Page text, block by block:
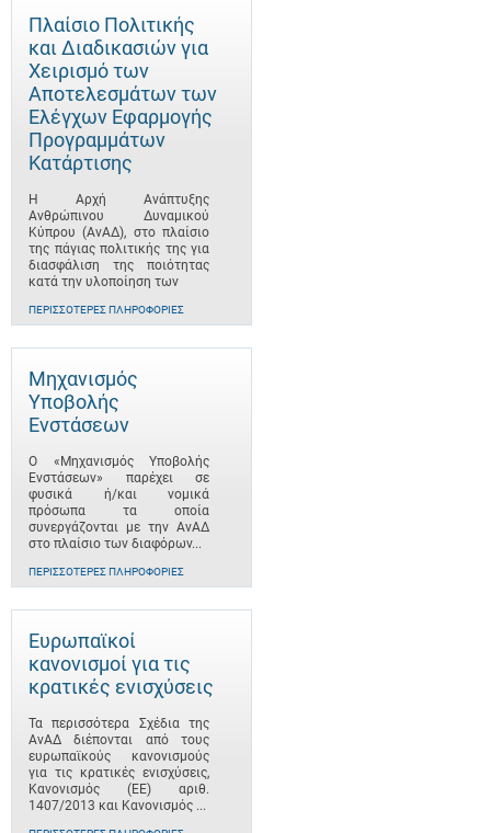
Πλαίσιο Πολιτικής
και Διαδικασιών για
Χειρισμό των
Αποτελεσμάτων των
Ελέγχων Εφαρμογής
Προγραμμάτων
Κατάρτισης
Η Αρχή Ανάπτυξης
Ανθρώπινου Δυναμικού
Κύπρου (ΑνΑΔ), στο πλαίσιο
της πάγιας πολιτικής της για
διασφάλιση της ποιότητας
κατά την υλοποίηση των
ΠΕΡΙΣΣΌΤΕΡΕΣ ΠΛΗΡΟΦΟΡΊΕΣ
Μηχανισμός
Υποβολής
Ενστάσεων
Ο «Μηχανισμός Υποβολής
Ενστάσεων» παρέχει σε
φυσικά ή/και νομικά
πρόσωπα τα οποία
συνεργάζονται με την ΑνΑΔ
στο πλαίσιο των διαφόρων...
ΠΕΡΙΣΣΌΤΕΡΕΣ ΠΛΗΡΟΦΟΡΊΕΣ
Ευρωπαϊκοί
κανονισμοί για τις
κρατικές ενισχύσεις
Τα περισσότερα Σχέδια της
ΑνΑΔ διέπονται από τους
ευρωπαϊκούς κανονισμούς
για τις κρατικές ενισχύσεις,
Κανονισμός (ΕΕ) αριθ.
1407/2013 και Κανονισμός ...